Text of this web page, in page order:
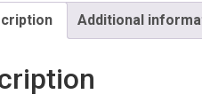
Additional